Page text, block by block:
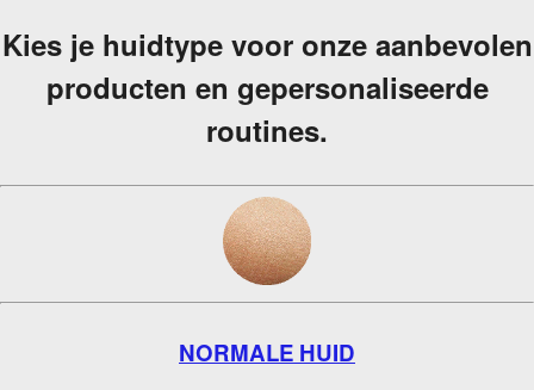
Kies je huidtype voor onze aanbevolen
producten en gepersonaliseerde
routines.
NORMALE HUID